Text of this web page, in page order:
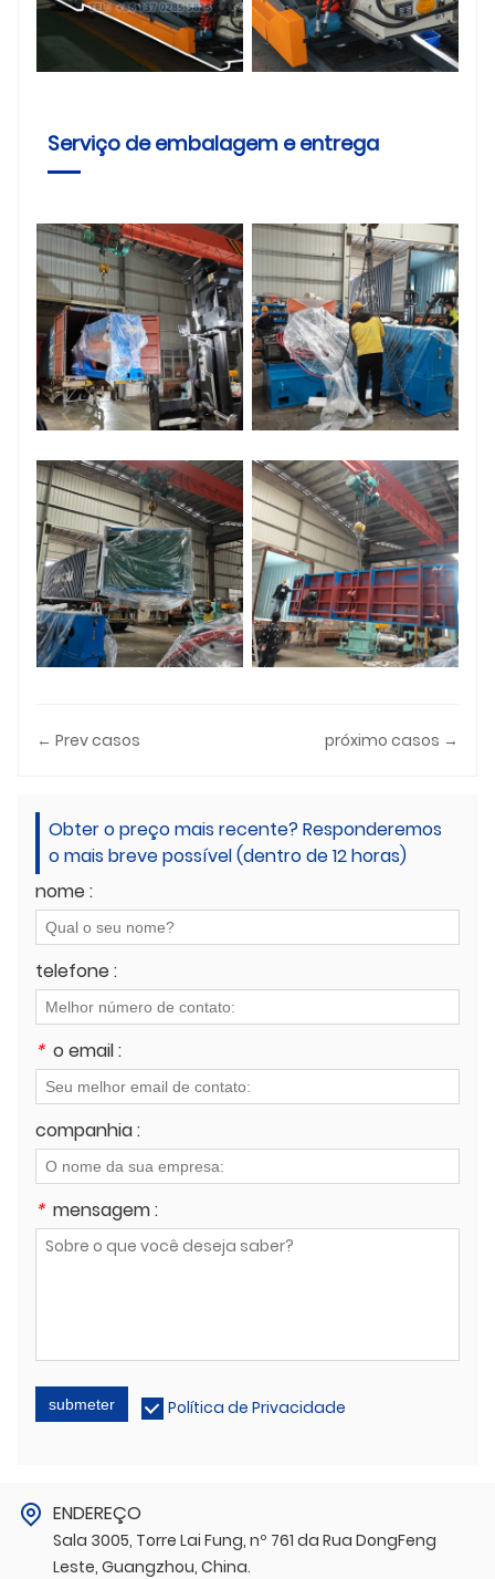
Serviço de embalagem e entrega
← Prev casos próximo casos →
Obter o preço mais recente? Responderemos
o mais breve possível (dentro de 12 horas)
nome :
telefone :
* o email :
companhia :
* mensagem :
submeter Política de Privacidade
ENDEREÇO
Sala 3005, Torre Lai Fung, nº 761 da Rua DongFeng
Leste, Guangzhou, China.